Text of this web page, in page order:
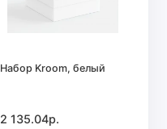
Набор Kroom, белый
2 135.04р.